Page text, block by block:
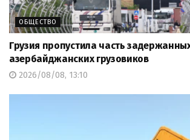
ОБЩЕСТВО
Грузия пропустила часть
азербайджанских грузовиков
2026/08/08, 13:10